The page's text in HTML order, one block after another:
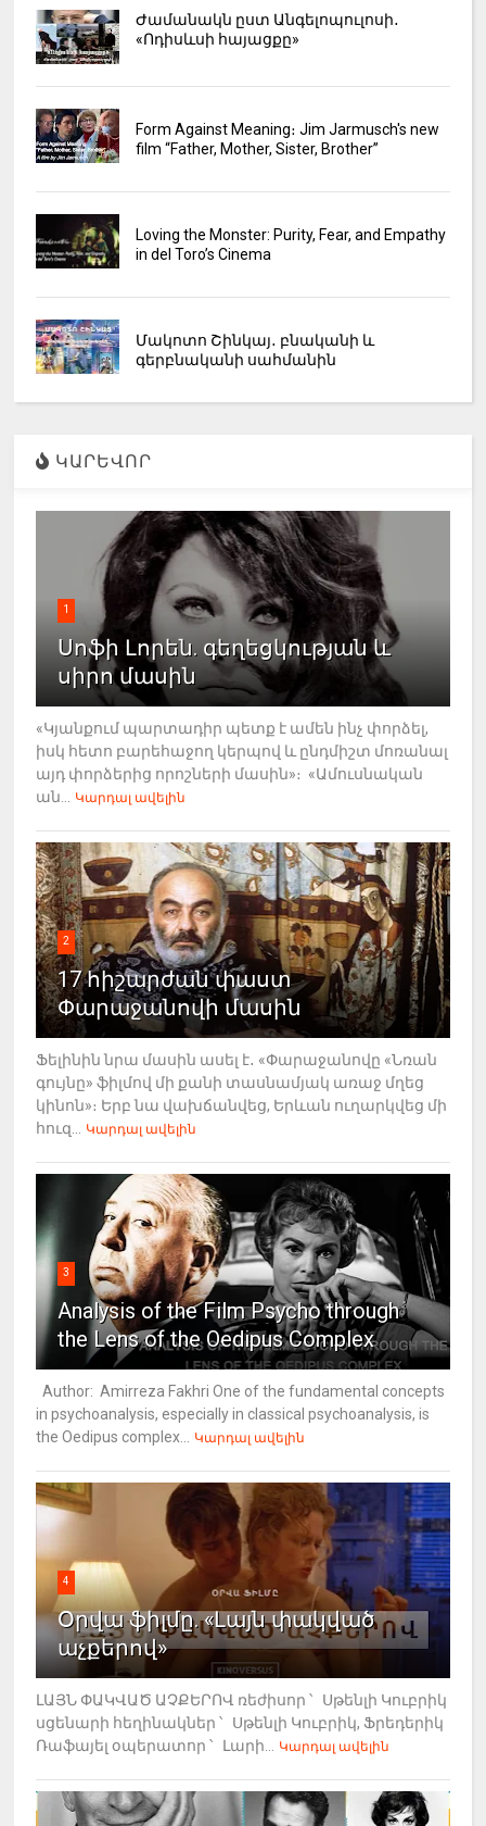
Ժամանակն ըստ Անգելոպուլոսի․
«Ոդիսևսի հայացքը»
Form Against Meaning։ Jim Jarmusch's new
film “Father, Mother, Sister, Brother”
Loving the Monster: Purity, Fear, and Empathy
in del Toro’s Cinema
Մակոտո Շինկայ․ բնականի և
գերբնականի սահմանին
ԿԱՐԵՎՈՐ
1
Սոֆի Լորեն. գեղեցկության և
սիրո մասին
«Կյանքում պարտադիր պետք է ամեն ինչ փորձել,
իսկ հետո բարեհաջող կերպով և ընդմիշտ մոռանալ
այդ փորձերից որոշների մասին»։ «Ամուսնական
ան...
Կարդալ ավելին
2
17 հիշարժան փաստ
Փարաջանովի մասին
Ֆելինին նրա մասին ասել է․ «Փարաջանովը «Նռան
գույնը» ֆիլմով մի քանի տասնամյակ առաջ մղեց
կինոն»։ Երբ նա վախճանվեց, Երևան ուղարկվեց մի
հուզ...
Կարդալ ավելին
3
Analysis of the Film Psycho through
the Lens of the Oedipus Complex
Author: Amirreza Fakhri One of the fundamental concepts
in psychoanalysis, especially in classical psychoanalysis, is
the Oedipus complex...
Կարդալ ավելին
4
Օրվա ֆիլմը. «Լայն փակված
աչքերով»
ԼԱՅՆ ՓԱԿՎԱԾ ԱՉՔԵՐՈՎ ռեժիսոր ՝ Սթենլի Կուբրիկ
սցենարի հեղինակներ ՝ Սթենլի Կուբրիկ, Ֆրեդերիկ
Ռաֆայել օպերատոր ՝ Լարի...
Կարդալ ավելին